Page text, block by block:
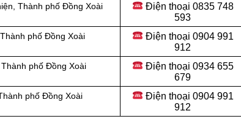
Thành phố Đồng Xoài Điện thoại 0835 748
593
phố Đồng Xoài Điện thoại 0904 991
912
phố Đồng Xoài
Điện thoại 0934 655
679
phố Đồng Xoài
Điện thoại 0904 991
912